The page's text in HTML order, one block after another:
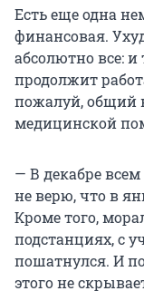
Есть еще одна
финансовая.
абсолютно все: и
продолжит
пожалуй, общий
медицинской
— В декабре
не верю, что в
Кроме того,
подстанциях, с
пошатнулся. И
этого не